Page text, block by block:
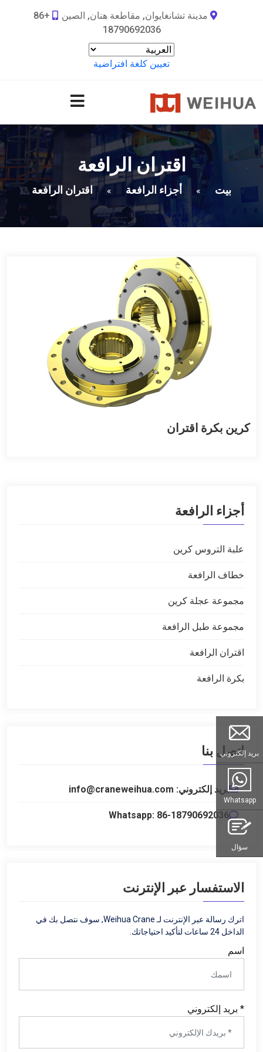
مدينة تشانغايوان, مقاطعة هنان, الصين
+86
18790692036
تعيين كلغة افتراضية
اقتران الرافعة
بيت » أجزاء الرافعة » اقتران الرافعة
كرين بكرة اقتران
أجزاء الرافعة
علبة التروس كرين
خطاف الرافعة
مجموعة عجلة كرين
مجموعة طبل الرافعة
اقتران الرافعة
بكرة الرافعة
اتصل بنا
بريد إلكتروني: info@craneweihua.com
Whatsapp: 86-18790692036
الاستفسار عبر الإنترنت
اترك رسالة عبر الإنترنت لـ Weihua Crane, سوف نتصل بك في
الداخل 24 ساعات لتأكيد احتياجاتك.
اسم
* بريد إلكتروني
بريد إلكتروني
Whatsapp
سؤال